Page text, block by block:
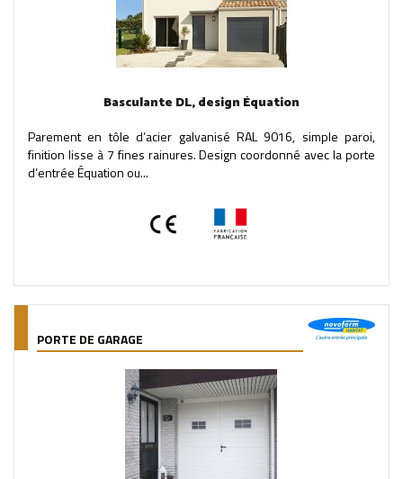
Basculante DL, design Équation
Parement en tôle d’acier galvanisé RAL 9016, simple paroi,
finition lisse à 7 fines rainures. Design coordonné avec la porte
d’entrée Équation ou...
PORTE DE GARAGE